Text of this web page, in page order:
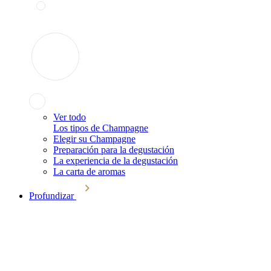
Ver todo
Los tipos de Champagne
Elegir su Champagne
Preparación para la degustación
La experiencia de la degustación
La carta de aromas
Profundizar